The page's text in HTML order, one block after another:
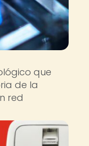
que
de la
red